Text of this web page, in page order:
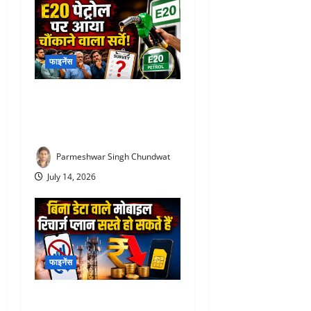
फाइनेंस
Parmeshwar Singh Chundwat
July 14, 2026
फाइनेंस